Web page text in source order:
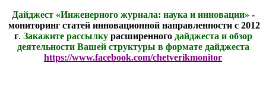
Дайджест «Инженерного журнала: наука и инновации» -
мониторинг статей инновационной направленности с 2012
г. Закажите рассылку расширенного дайджеста и обзор
деятельности Вашей структуры в формате дайджеста
https://www.facebook.com/chetverikmonitor